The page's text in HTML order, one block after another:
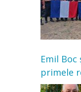
Emil
primele
grădină: